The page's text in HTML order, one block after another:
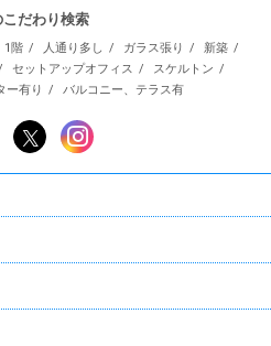
だわり検索
1階 人通り多し ガラス張り
新築
セットアップオフィス
スケルトン
ー有り バルコニー、テラス有